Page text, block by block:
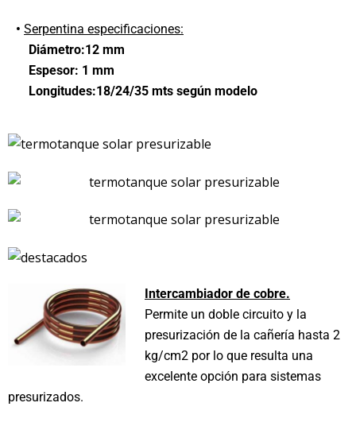
• Serpentina especificaciones:
Diámetro:12 mm
Espesor: 1 mm
Longitudes:18/24/35 mts según modelo
Intercambiador de cobre.
Permite un doble circuito y la
presurización de la cañería hasta 2
kg/cm2 por lo que resulta una
excelente opción para sistemas
presurizados.